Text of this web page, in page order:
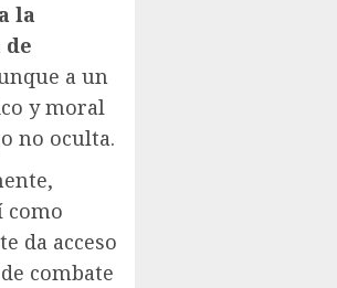
la
de
a un
y moral
no oculta.
como
da acceso
combate